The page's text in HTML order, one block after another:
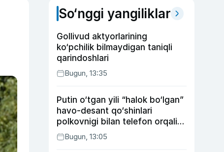
So‘nggi yangiliklar
Gollivud aktyorlarining
ko‘pchilik bilmaydigan taniqli
qarindoshlari
Bugun, 13:35
Putin o‘tgan yili “halok bo‘lgan”
havo-desant qo‘shinlari
polkovnigi bilan telefon orqali
suhbatlashdi
Bugun, 13:05